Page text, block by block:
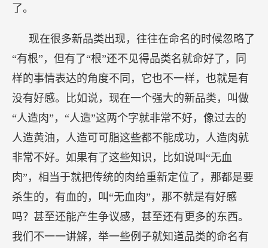
了。
现在很多新品类出现，往往在命名的时候忽略了
“有根”，但有了“根”还不见得品类名就命好了，同
样的事情表达的角度不同，它也不一样，也就是有
没有好感。比如说，现在一个强大的新品类，叫做
“人造肉”，“人造”这两个字就非常不好，像过去的
人造黄油，人造可可脂这些都不能成功，人造肉就
非常不好。如果有了这些知识，比如说叫“无血
肉”，相当于就把传统的肉给重新定位了，那都是要
杀生的，有血的，叫“无血肉”，那不就是有好感
吗？甚至还能产生争议感，甚至还有更多的东西。
我们不一一讲解，举一些例子就知道品类的命名有